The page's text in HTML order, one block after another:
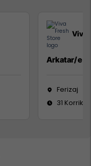
Viva
Arkatar/e
Ferizaj
31 Korrik